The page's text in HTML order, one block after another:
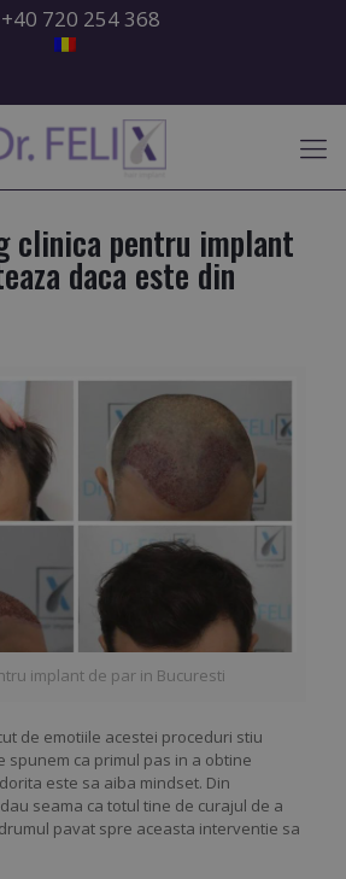
+40 720 254 368
clinica pentru implant
daca este din
implant de par in Bucuresti
de emotiile acestei proceduri stiu
spunem ca primul pas in a obtine
este sa aiba mindset. Din
seama ca totul tine de curajul de a
pavat spre aceasta interventie sa